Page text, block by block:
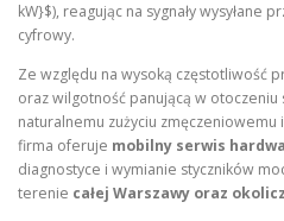
kW}$), reagując na sygnały wysyłane
cyfrowy.
Ze względu na wysoką częstotliwość
oraz wilgotność panującą w otoczeniu
naturalnemu zużyciu
firma oferuje mobilny serwis
diagnostyce i wymianie styczników
terenie całej Warszawy oraz